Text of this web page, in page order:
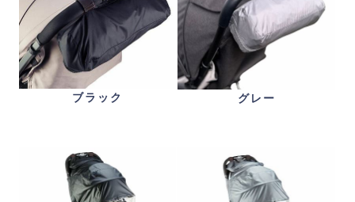
ブラック グレー